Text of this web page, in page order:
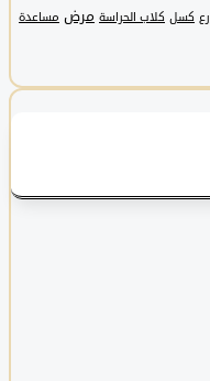
كلاب الحراسة مرض مساعدة